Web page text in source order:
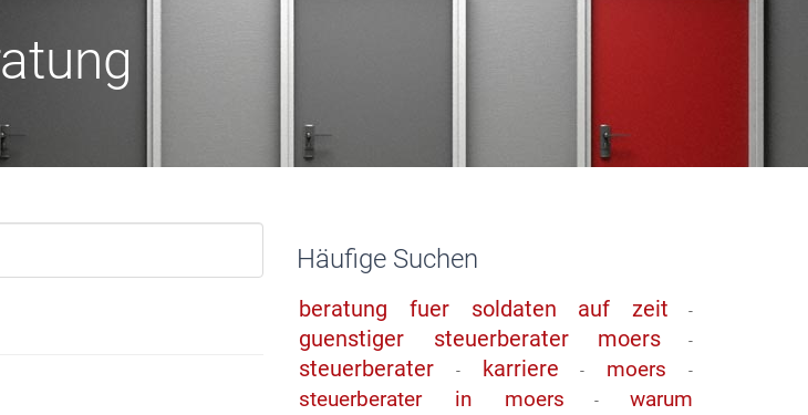
Häufige Suchen
beratung fuer soldaten auf zeit -
guenstiger steuerberater moers -
steuerberater - karriere - moers -
steuerberater in moers - warum